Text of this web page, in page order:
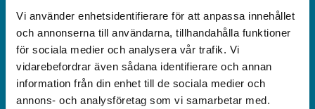
Vi använder enhetsidentifierare för att anpassa innehållet
och annonserna till användarna, tillhandahålla funktioner
för sociala medier och analysera vår trafik. Vi
vidarebefordrar även sådana identifierare och annan
information från din enhet till de sociala medier och
annons- och analysföretag som vi samarbetar med.
och obunden nyhets­­­tidning på kristen grund.
Ansvarig utgivare och chef­redaktör:
Jonas Adolfsson